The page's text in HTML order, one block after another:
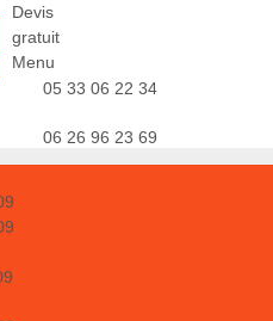
Devis
gratuit
Menu
05 33 06 22 34
06 26 96 23 69